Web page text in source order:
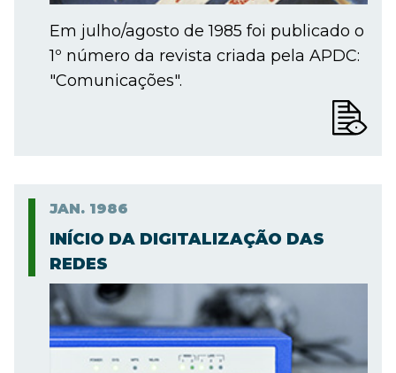
Em julho/agosto de 1985 foi publicado o
1º número da revista criada pela APDC:
"Comunicações".
JAN. 1986
INÍCIO DA DIGITALIZAÇÃO DAS
REDES